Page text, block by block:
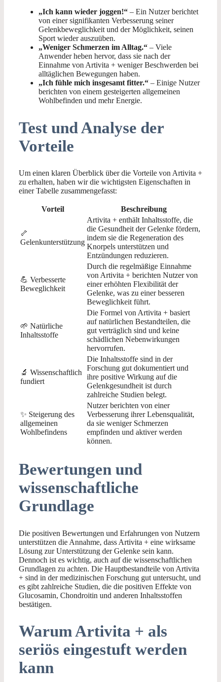
„Ich kann wieder joggen!“ – Ein Nutzer berichtet
von einer signifikanten Verbesserung seiner
Gelenkbeweglichkeit und der Möglichkeit, seinen
Sport wieder auszuüben.
„Weniger Schmerzen im Alltag.“ – Viele
Anwender heben hervor, dass sie nach der
Einnahme von Artivita + weniger Beschwerden bei
alltäglichen Bewegungen haben.
„Ich fühle mich insgesamt fitter.“ – Einige Nutzer
berichten von einem gesteigerten allgemeinen
Wohlbefinden und mehr Energie.
Test und Analyse der
Vorteile
Um einen klaren Überblick über die Vorteile von Artivita +
zu erhalten, haben wir die wichtigsten Eigenschaften in
einer Tabelle zusammengefasst:
Vorteil Beschreibung
🦴
Gelenkunterstützung
Artivita + enthält Inhaltsstoffe, die
die Gesundheit der Gelenke fördern,
indem sie die Regeneration des
Knorpels unterstützen und
Entzündungen reduzieren.
💪 Verbesserte
Beweglichkeit
Durch die regelmäßige Einnahme
von Artivita + berichten Nutzer von
einer erhöhten Flexibilität der
Gelenke, was zu einer besseren
Beweglichkeit führt.
🌱 Natürliche
Inhaltsstoffe
Die Formel von Artivita + basiert
auf natürlichen Bestandteilen, die
gut verträglich sind und keine
schädlichen Nebenwirkungen
hervorrufen.
🔬 Wissenschaftlich
fundiert
Die Inhaltsstoffe sind in der
Forschung gut dokumentiert und
ihre positive Wirkung auf die
Gelenkgesundheit ist durch
zahlreiche Studien belegt.
✨ Steigerung des
allgemeinen
Wohlbefindens
Nutzer berichten von einer
Verbesserung ihrer Lebensqualität,
da sie weniger Schmerzen
empfinden und aktiver werden
können.
Bewertungen und
wissenschaftliche
Grundlage
Die positiven Bewertungen und Erfahrungen von Nutzern
unterstützen die Annahme, dass Artivita + eine wirksame
Lösung zur Unterstützung der Gelenke sein kann.
Dennoch ist es wichtig, auch auf die wissenschaftlichen
Grundlagen zu achten. Die Hauptbestandteile von Artivita
+ sind in der medizinischen Forschung gut untersucht, und
es gibt zahlreiche Studien, die die positiven Effekte von
Glucosamin, Chondroitin und anderen Inhaltsstoffen
bestätigen.
Warum Artivita + als
seriös eingestuft werden
kann